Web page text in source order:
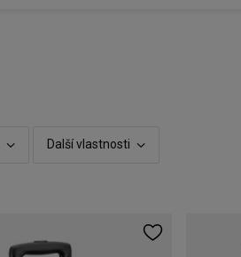
Další vlastnosti